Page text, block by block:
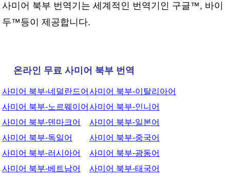
사미어 북부 번역기는 세계적인 번역기인 구글™, 바이
두™등이 제공합니다.
온라인 무료 사미어 북부 번역
사미어 북부-네덜란드어
사미어 북부-노르웨이어
사미어 북부-덴마크어
사미어 북부-독일어
사미어 북부-러시아어
사미어 북부-베트남어
사미어 북부-이탈리아어
사미어 북부-인니어
사미어 북부-일본어
사미어 북부-중국어
사미어 북부-광동어
사미어 북부-태국어